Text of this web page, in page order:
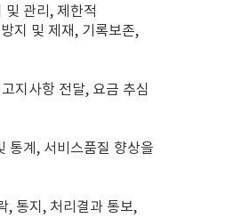
및 관리, 제한적
지 및 제재, 기록보존,
지사항 전달, 요금 추심
통계, 서비스품질 향상을
, 통지, 처리결과 통보,